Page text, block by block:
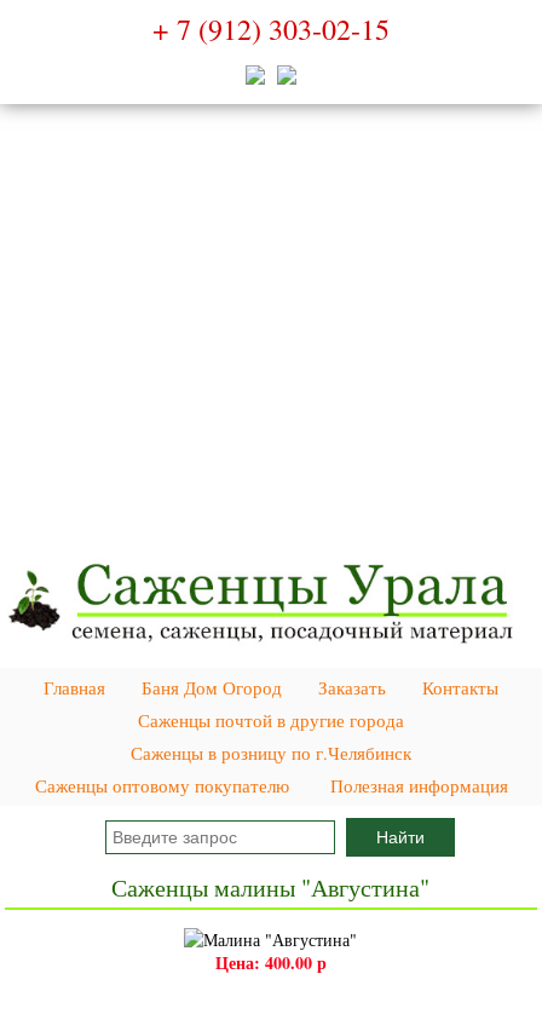
+ 7 (912) 303-02-15
Главная Баня Дом Огород Заказать
Контакты
Саженцы почтой в другие города
Саженцы в розницу по г.Челябинск
Саженцы оптовому покупателю
Полезная информация
Саженцы малины "Августина"
Цена: 400.00 р